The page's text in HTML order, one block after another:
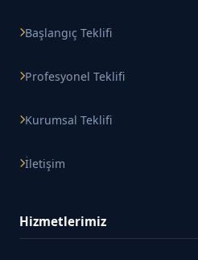
Başlangıç Teklifi
Profesyonel Teklifi
Kurumsal Teklifi
İletişim
Hizmetlerimiz